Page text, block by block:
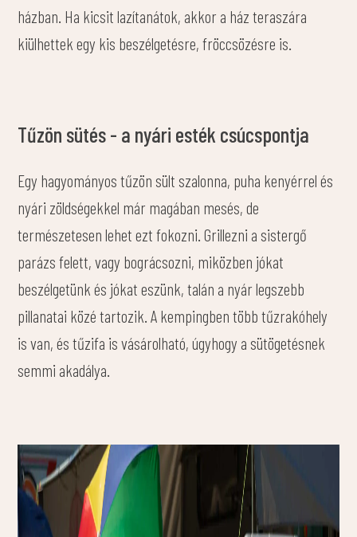
házban. Ha kicsit lazítanátok, akkor a ház teraszára
kiülhettek egy kis beszélgetésre, fröccsözésre is.
Tűzön sütés - a nyári esték csúcspontja
Egy hagyományos tűzön sült szalonna, puha kenyérrel és
nyári zöldségekkel már magában mesés, de
természetesen lehet ezt fokozni. Grillezni a sistergő
parázs felett, vagy bográcsozni, miközben jókat
beszélgetünk és jókat eszünk, talán a nyár legszebb
pillanatai közé tartozik. A kempingben több tűzrakóhely
is van, és tűzifa is vásárolható, úgyhogy a sütögetésnek
semmi akadálya.